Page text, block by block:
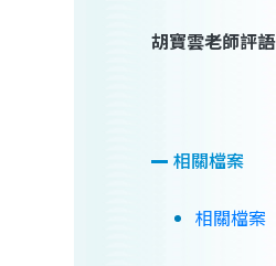
胡寶雲老師評語
相關檔案
相關檔案